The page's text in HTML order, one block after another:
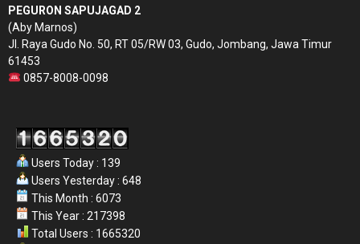
PEGURON SAPUJAGAD 2
(Aby Marnos)
Jl. Raya Gudo No. 50, RT 05/RW 03, Gudo, Jombang, Jawa Timur
61453
0857-8008-0098
Users Today : 139
Users Yesterday : 648
This Month : 6073
This Year : 217398
Total Users : 1665320